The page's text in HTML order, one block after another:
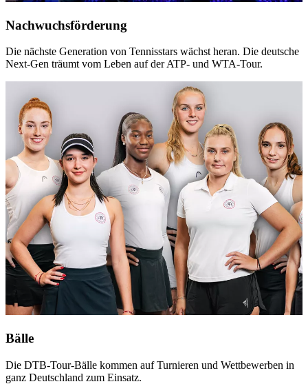
Nachwuchsförderung
Die nächste Generation von Tennisstars wächst heran. Die deutsche
Next-Gen träumt vom Leben auf der ATP- und WTA-Tour.
Bälle
Die DTB-Tour-Bälle kommen auf Turnieren und Wettbewerben in
ganz Deutschland zum Einsatz.